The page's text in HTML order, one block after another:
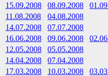
15.09.2008 08.09.2008
11.08.2008
04.08.2008
14.07.2008
07.07.2008
16.06.2008 09.06.2008
12.05.2008
05.05.2008
14.04.2008
07.04.2008
17.03.2008 10.03.2008